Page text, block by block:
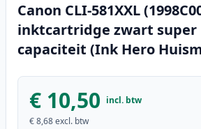
Canon CLI-581XXL
inktcartridge zwart super
capaciteit (Ink Hero
€ 10,50 incl. btw
€ 8,68excl. btw